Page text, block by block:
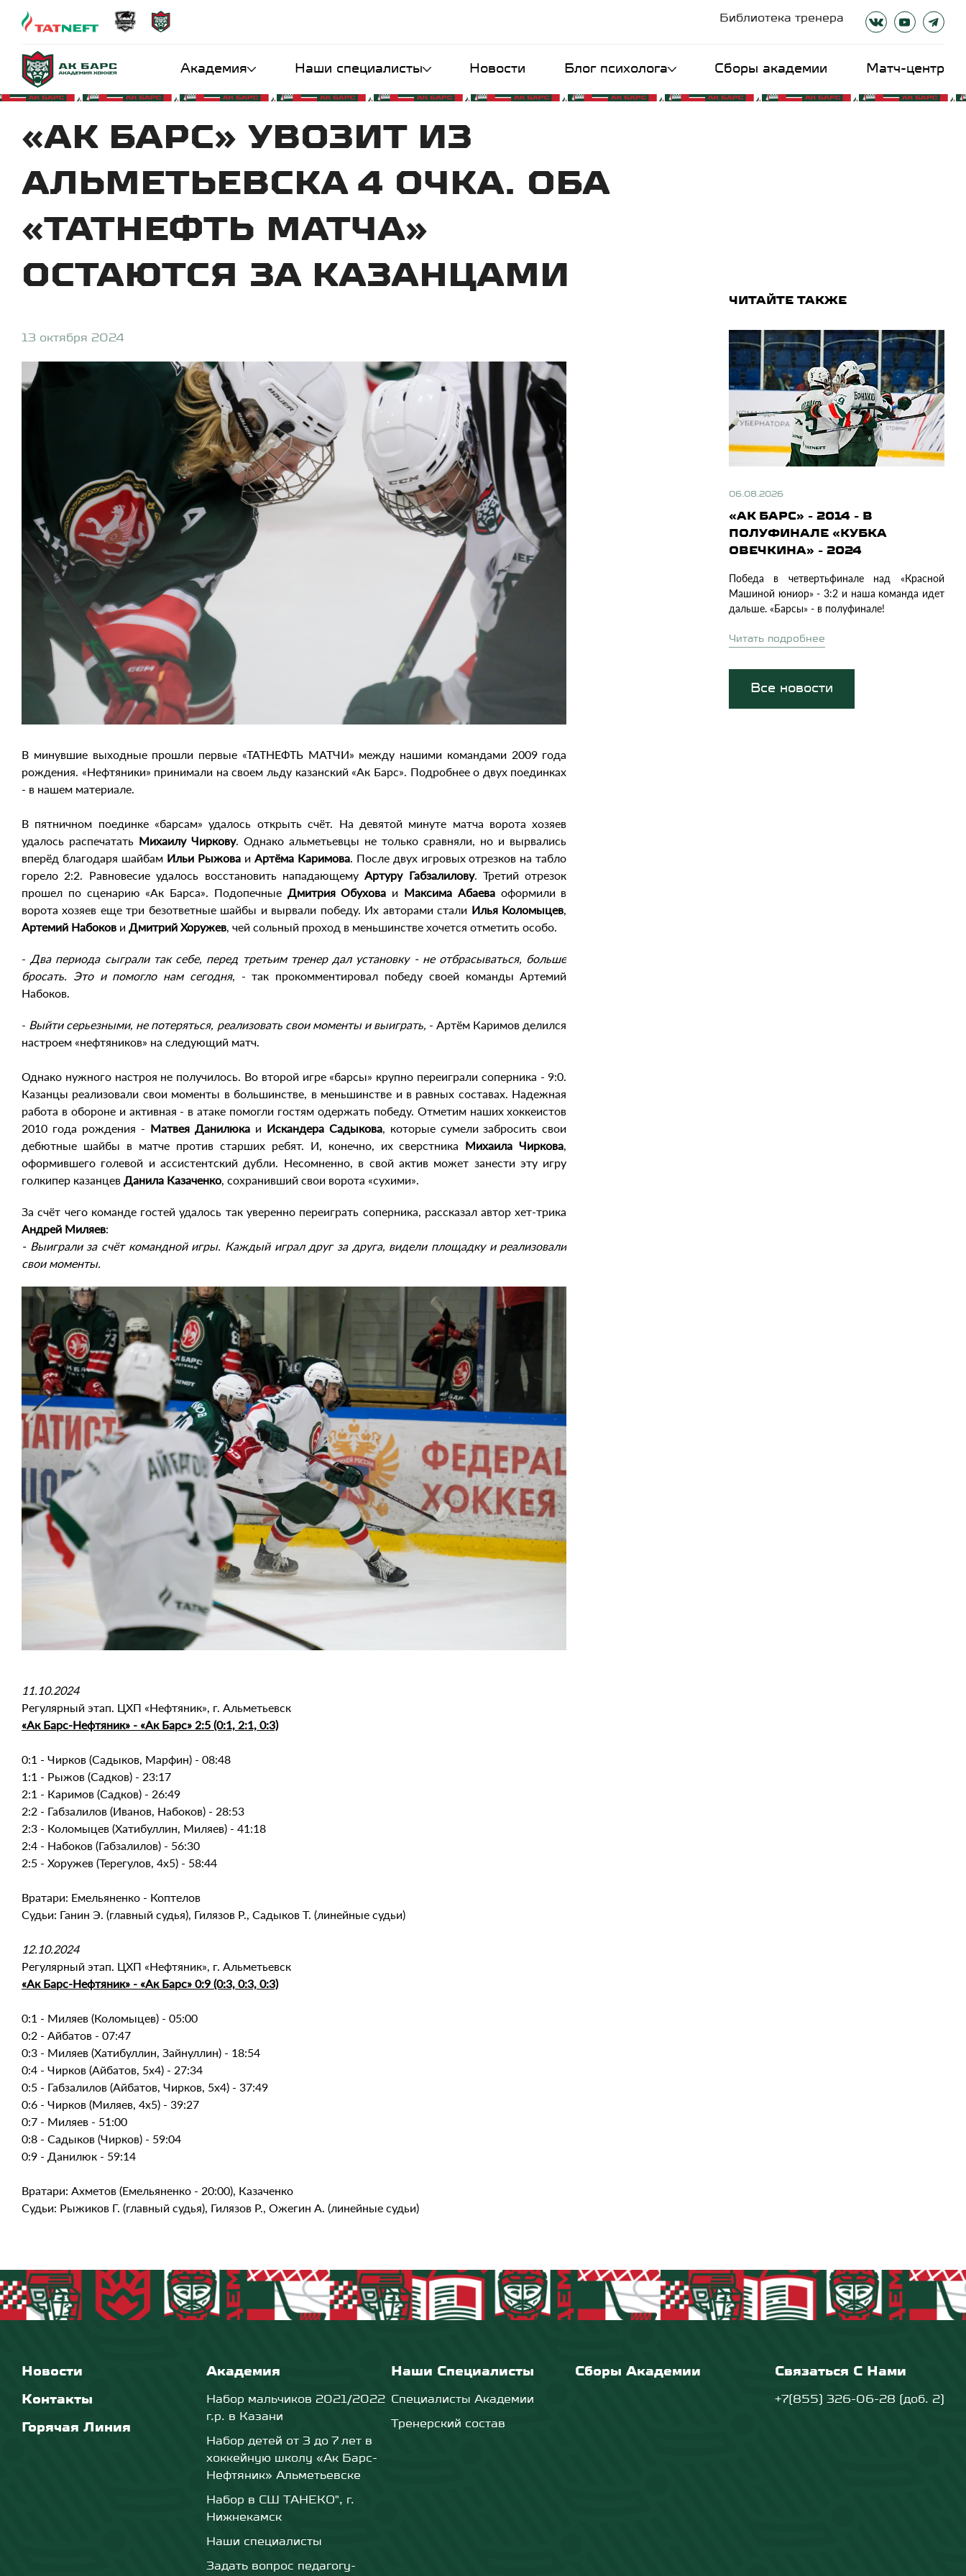
Библиотека тренера
Академия Наши специалисты Новости Блог психолога Сборы академии Матч-центр
«АК БАРС» УВОЗИТ ИЗ
АЛЬМЕТЬЕВСКА 4 ОЧКА. ОБА
«ТАТНЕФТЬ МАТЧА»
ОСТАЮТСЯ ЗА КАЗАНЦАМИ
13 октября 2024
В минувшие выходные прошли первые «ТАТНЕФТЬ МАТЧИ» между нашими командами 2009 года
рождения. «Нефтяники» принимали на своем льду казанский «Ак Барс». Подробнее о двух поединках
- в нашем материале.
В пятничном поединке «барсам» удалось открыть счёт. На девятой минуте матча ворота хозяев
удалось распечатать Михаилу Чиркову. Однако альметьевцы не только сравняли, но и вырвались
вперёд благодаря шайбам Ильи Рыжоваи Артёма Каримова. После двух игровых отрезков на табло
горело 2:2. Равновесие удалось восстановить нападающемуАртуру Габзалилову. Третий отрезок
прошел по сценарию «Ак Барса». Подопечные Дмитрия Обухова и Максима Абаеваоформили в
ворота хозяев еще три безответные шайбы и вырвали победу. Их авторами стали Илья Коломыцев,
Артемий Набоков и Дмитрий Хоружев, чей сольный проход в меньшинстве хочется отметить особо.
-Два периода сыграли так себе, перед третьим тренер дал установку - не отбрасываться, больше
бросать. Это и помогло нам сегодня, - так прокомментировал победу своей команды Артемий
Набоков.
- Выйти серьезными, не потеряться, реализовать свои моменты и выиграть, - Артём Каримов делился
настроем «нефтяников» на следующий матч.
Однако нужного настроя не получилось. Во второй игре «барсы» крупно переиграли соперника - 9:0.
Казанцы реализовали свои моменты в большинстве, в меньшинстве и в равных составах. Надежная
работа в обороне и активная - в атаке помогли гостям одержать победу. Отметим наших хоккеистов
2010 года рождения - Матвея Данилюкаи Искандера Садыкова, которые сумели забросить свои
дебютные шайбы в матче против старших ребят. И, конечно, их сверстника Михаила Чиркова,
оформившего голевой и ассистентский дубли. Несомненно, в свой актив может занести эту игру
голкипер казанцев Данила Казаченко, сохранивший свои ворота «сухими».
За счёт чего команде гостей удалось так уверенно переиграть соперника, рассказал автор хет-трика
Андрей Миляев:
- Выиграли за счёт командной игры. Каждый играл друг за друга, видели площадку и реализовали
свои моменты.
11.10.2024
Регулярный этап. ЦХП «Нефтяник», г. Альметьевск
«Ак Барс-Нефтяник» - «Ак Барс» 2:5 (0:1, 2:1, 0:3)
0:1 - Чирков (Садыков, Марфин) - 08:48
1:1 - Рыжов (Садков) - 23:17
2:1 - Каримов (Садков) - 26:49
2:2 - Габзалилов (Иванов, Набоков) - 28:53
2:3 - Коломыцев (Хатибуллин, Миляев) - 41:18
2:4 - Набоков (Габзалилов) - 56:30
2:5 - Хоружев (Терегулов, 4х5) - 58:44
Вратари: Емельяненко - Коптелов
Судьи: Ганин Э. (главный судья), Гилязов Р., Садыков Т. (линейные судьи)
12.10.2024
Регулярный этап. ЦХП «Нефтяник», г. Альметьевск
«Ак Барс-Нефтяник» - «Ак Барс» 0:9 (0:3, 0:3, 0:3)
0:1 - Миляев (Коломыцев) - 05:00
0:2 - Айбатов - 07:47
0:3 - Миляев (Хатибуллин, Зайнуллин) - 18:54
0:4 - Чирков (Айбатов, 5х4) - 27:34
0:5 - Габзалилов (Айбатов, Чирков, 5х4) - 37:49
0:6 - Чирков (Миляев, 4х5) - 39:27
0:7 - Миляев - 51:00
0:8 - Садыков (Чирков) - 59:04
0:9 - Данилюк - 59:14
Вратари: Ахметов (Емельяненко - 20:00), Казаченко
Судьи: Рыжиков Г. (главный судья), Гилязов Р., Ожегин А. (линейные судьи)
ЧИТАЙТЕ ТАКЖЕ
06.08.2026
«АК БАРС» - 2014 - В
ПОЛУФИНАЛЕ «КУБКА
ОВЕЧКИНА» - 2024
Победа в четвертьфинале над «Красной
Машиной юниор» - 3:2 и наша команда идет
дальше. «Барсы» - в полуфинале!
Читать подробнее
Все новости
Новости
Контакты
Горячая Линия
Академия
Набор мальчиков 2021/2022
г.р. в Казани
Набор детей от 3 до 7 лет в
хоккейную школу «Ак Барс-
Нефтяник» Альметьевске
Набор в СШ ТАНЕКО", г.
Нижнекамск
Наши специалисты
Задать вопрос педагогу-
Наши Специалисты
Специалисты Академии
Тренерский состав
Сборы Академии Связаться С Нами
+7(855) 326-06-28 (доб. 2)